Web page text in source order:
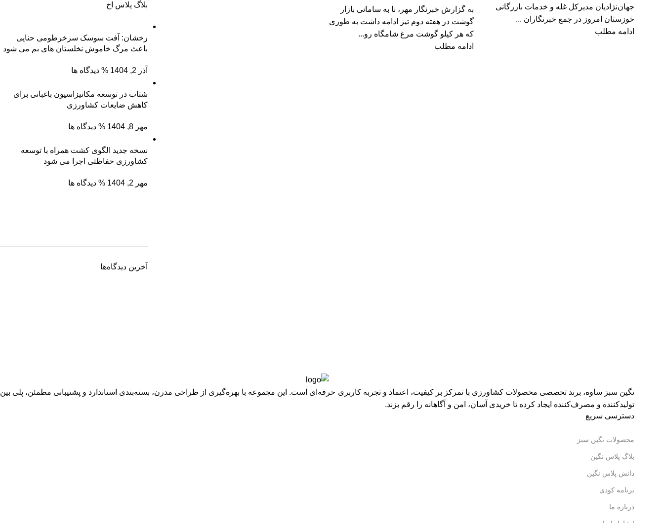
جهان‌نژادیان مدیرکل غله و خدمات بازرگانی
خوزستان امروز در جمع خبرنگاران ...
ادامه مطلب
به گزارش خبرنگار مهر، نا به سامانی بازار
گوشت در هفته دوم تیر ادامه داشت به طوری
که هر کیلو گوشت مرغ شامگاه رو...
ادامه مطلب
بلاگ پلاس اخ
رخشان: آفت سوسک سرخرطومی حنایی
باعث مرگ خاموش نخلستان های بم می شود
آذر 2, 1404 % دیدگاه ها
شتاب در توسعه مکانیزاسیون باغبانی برای
کاهش ضایعات کشاورزی
مهر 8, 1404 % دیدگاه ها
نسخه جدید الگوی کشت همراه با توسعه
کشاورزی حفاظتی اجرا می شود
مهر 2, 1404 % دیدگاه ها
ریشه رشد، برگِ اعتماد
آخرین دیدگاه‌ها
نگین سبز ساوه، برند تخصصی محصولات کشاورزی با تمرکز بر کیفیت، اعتماد و تجربه کاربری حرفه‌ای است. این مجموعه با بهره‌گیری از طراحی مدرن، بسته‌بندی استاندارد و پشتیبانی مطمئن، پلی بین
تولیدکننده و مصرف‌کننده ایجاد کرده تا خریدی آسان، امن و آگاهانه را رقم بزند.
دسترسی سریع
محصولات نگین سبز
بلاگ پلاس نگین
دانش پلاس نگین
برنامه کودی
درباره ما